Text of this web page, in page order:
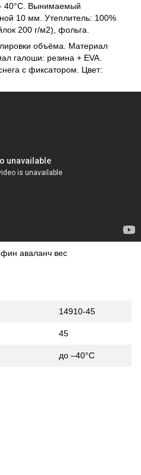
40°С. Вынимаемый
10 мм. Утеплитель: 100%
200 г/м2), фольга.
объёма. Материал
галоши: резина + EVA.
с фиксатором. Цвет:
14910-45
45
до –40°C